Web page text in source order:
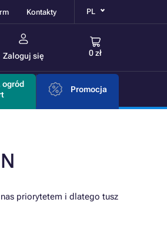
Kontakty PL
Zaloguj się 0 zł
ogród
Promocja
priorytetem i dlatego tusz